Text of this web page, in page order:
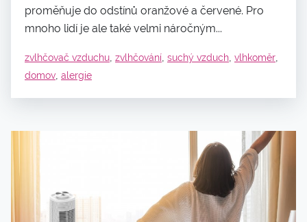
proměňuje do odstínů oranžové a červené. Pro
mnoho lidí je ale také velmi náročným...
zvlhčovač vzduchu zvlhčování suchý vzduch vlhkoměr
domov alergie